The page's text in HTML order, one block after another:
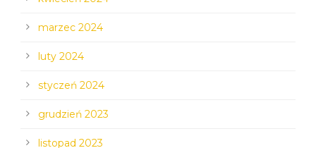
marzec 2024
luty 2024
styczeń 2024
grudzień 2023
listopad 2023